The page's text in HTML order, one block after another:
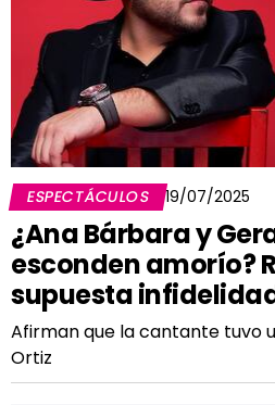
ESPECTÁCULOS 19/07/2025
¿Ana Bárbara y
esconden amorío?
supuesta
Afirman que la cantante tuvo
Ortiz